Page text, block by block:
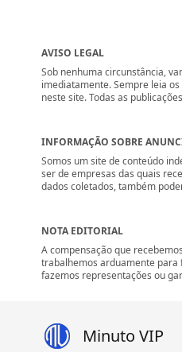
AVISO LEGAL
Sob nenhuma circunstância,
imediatamente. Sempre leia
neste site. Todas as
INFORMAÇÃO SOBRE
Somos um site de conteúdo
ser de empresas das quais
dados coletados, também
NOTA EDITORIAL
A compensação que
trabalhemos arduamente para
fazemos representações ou
Minuto VIP